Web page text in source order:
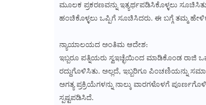
ಮೂಲಕ ಪ್ರಕರಣವನ್ನು ಇತ್ಯರ್ಥಪಡಿಸಿಕೊಳ್ಳಲು
ಹಂಚಿಕೊಳ್ಳಲು ಒಪ್ಪಿಗೆ ಸೂಚಿಸಿದರು. ಈ ಬಗ್ಗೆ ತಮ್ಮ
ನ್ಯಾಯಾಲಯದ ಅಂತಿಮ ಆದೇಶ:
ಇಬ್ಬರೂ ಪತ್ನಿಯರು ಸ್ವಇಚ್ಛೆಯಿಂದ ಮಾಡಿಕೊಂಡ ರಾಜಿ
ರದ್ದುಗೊಳಿಸಿತು. ಅಲ್ಲದೆ, ಇಬ್ಬರಿಗೂ ಪಿಂಚಣಿಯನ್ನು
ಅಗತ್ಯ ಪ್ರಕ್ರಿಯೆಗಳನ್ನು ನಾಲ್ಕು ವಾರಗಳೊಳಗೆ
ಸ್ಪಷ್ಟಪಡಿಸಿದೆ.